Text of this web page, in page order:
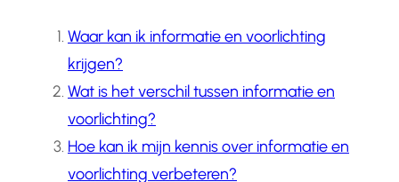
Waar kan ik informatie en voorlichting
krijgen?
Wat is het verschil tussen informatie en
voorlichting?
Hoe kan ik mijn kennis over informatie en
voorlichting verbeteren?